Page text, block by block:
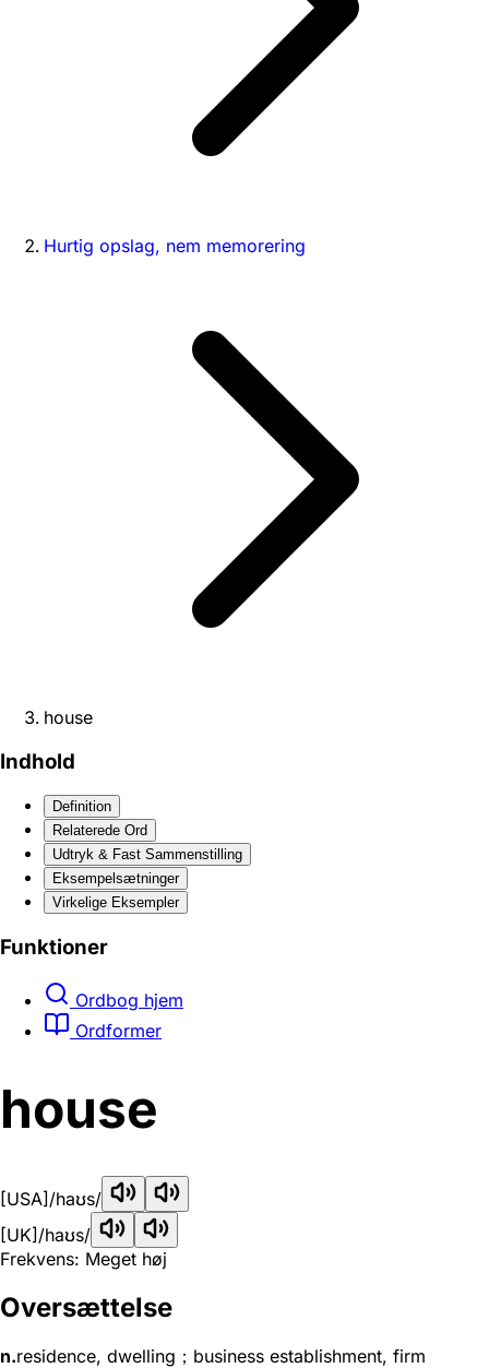
Hurtig opslag, nem memorering
house
Indhold
Definition
Relaterede Ord
Udtryk & Fast Sammenstilling
Eksempelsætninger
Virkelige Eksempler
Funktioner
Ordbog hjem
Ordformer
house
[USA] /haʊs/
[UK] /haʊs/
Frekvens: Meget høj
Oversættelse
n.residence, dwelling；business establishment, firm